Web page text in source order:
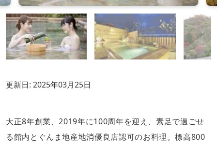
更新日: 2025年03月25日
大正8年創業、2019年に100周年を迎え、素足で過ごせ
る館内とぐんま地産地消優良店認可のお料理。標高800